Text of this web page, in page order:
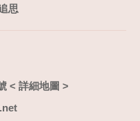
思
< 詳細地圖 >